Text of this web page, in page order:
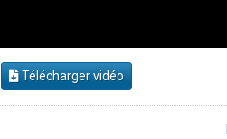
Télécharger vidéo